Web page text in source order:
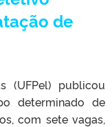
de
(UFPel) publicou
determinado de
com sete vagas,